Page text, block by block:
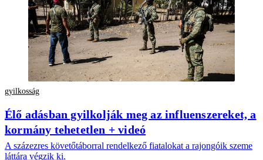
gyilkosság
Élő adásban gyilkolják meg az influenszereket, a
kormány tehetetlen + videó
A százezres követőtáborral rendelkező fiatalokat a rajongóik szeme
láttára végzik ki.